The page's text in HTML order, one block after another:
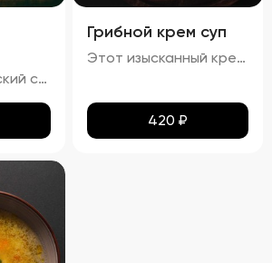
Этот классический суп характеризуется гармонией насыщенных вкусов и разнообразия текстур. Бульон обладает плотной кремообразной структурой благодаря использованию сливочного масла, что усиливает мясной аромат. В нём гармонично сочетаются мягкие кусочки говядины, овощи, такие как морковь и лук, и макароны, сохраняющие свою текстуру мягкой и эластичной, но не превращаясь в кашу. Поверхность украшена каплями зелёного масла и мелкой петрушкой, добавляющей супу яркие зелёные акценты и свежие травяные ноты.
Грибной крем суп
Этот изысканный крем-суп отличается гладкой, бархатистой текстурой, которая обволакивает ваши вкусовые рецепторы. Насыщенный аромат грибов сочетается с мягкими сливочными нотами, создавая гармоничное сочетание вкусов. Поверхность крема украшена капельками зелёного масла и мелко нарезанной зеленью, что добавляет блюду утончённости. Подается с хрустящими гренками, идеально дополняющими нежную текстуру супа.
420 ₽